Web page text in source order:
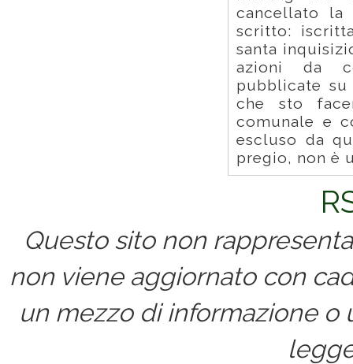
cancellato
scritto:
santa
azioni da
pubblicate
che sto
comunale e
escluso da
pregio, non è
Questo sito non
non viene aggiornato con
un mezzo di informazione